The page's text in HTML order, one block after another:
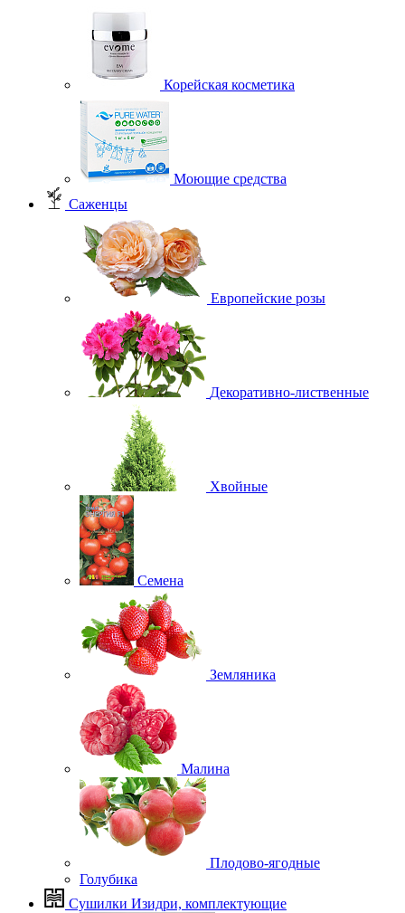
Корейская косметика
Моющие средства
Саженцы
Европейские розы
Декоративно-лиственные
Хвойные
Семена
Земляника
Малина
Плодово-ягодные
Голубика
Сушилки Изидри, комплектующие